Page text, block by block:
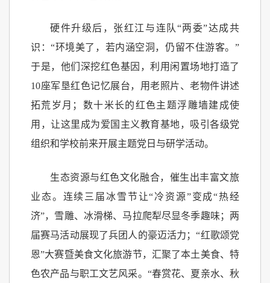
硬件升级后，张红江与连队“两委”达成共
识：“环境美了，若内涵空洞，仍留不住游客。”
于是，他们深挖红色基因，利用闲置场地打造了
10座军垦红色记忆展台，用老照片、老物件讲述
拓荒岁月；数十米长的红色主题浮雕墙建成使
用，让这里成为爱国主义教育基地，吸引各级党
组织和学校前来开展主题党日与研学活动。
生态资源与红色文化融合，催生出丰富文旅
业态。连续三届冰雪节让“冷资源”变成“热经
济”，雪雕、冰滑梯、马拉爬犁尽显冬季趣味；两
届赛马活动展现了兵团人的豪迈活力；“红歌颂党
恩”大赛暨美食文化旅游节，汇聚了本土美食、特
色农产品与职工文艺风采。“春赏花、夏亲水、秋